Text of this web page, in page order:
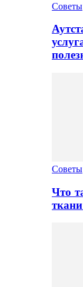
Советы
Советы
Что